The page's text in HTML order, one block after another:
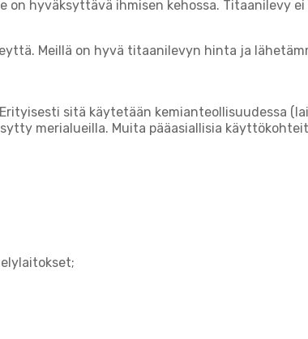
on hyväksyttävä ihmisen kehossa. Titaanilevy
Meillä on hyvä titaanilevyn hinta ja
sitä käytetään kemianteollisuudessa
merialueilla. Muita pääasiallisia